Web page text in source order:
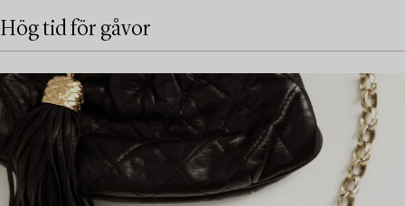
Hög tid för gåvor